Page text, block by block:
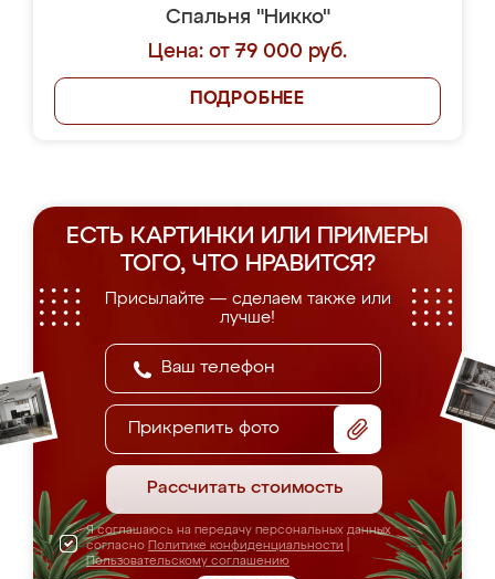
Спальня "Никко"
Цена: от 79 000 руб.
ПОДРОБНЕЕ
ЕСТЬ КАРТИНКИ ИЛИ ПРИМЕРЫ
ТОГО, ЧТО НРАВИТСЯ?
Присылайте — сделаем также или
лучше!
Прикрепить фото
Рассчитать стоимость
Я соглашаюсь на передачу персональных данных
согласно Политике конфиденциальности
Пользовательскому соглашению